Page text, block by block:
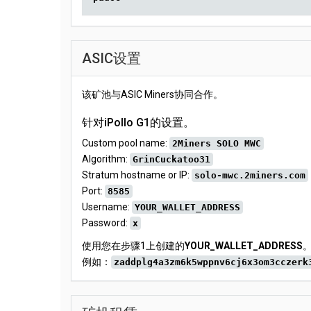
ASIC设置
该矿池与ASIC Miners协同合作。
针对iPollo G1的设置。
Custom pool name: 2Miners SOLO MWC
Algorithm: GrinCuckatoo31
Stratum hostname or IP: solo-mwc.2miners.com
Port: 8585
Username: YOUR_WALLET_ADDRESS
Password: x
使用您在步骤1上创建的YOUR_WALLET_ADDRESS。
例如：